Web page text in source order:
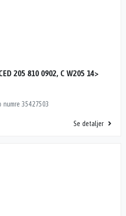
205 810 0902, C W205 14>
numre 35427503
Se detaljer